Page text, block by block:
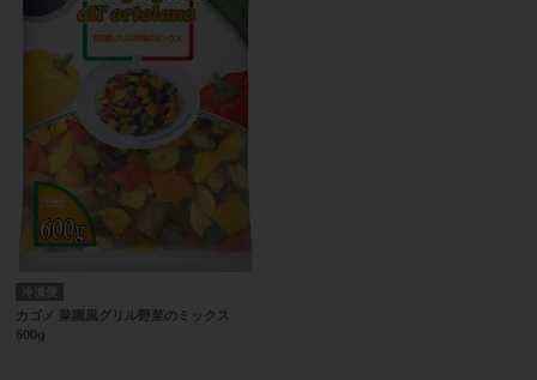
冷凍便
カゴメ 菜園風グリル野菜のミックス
600g